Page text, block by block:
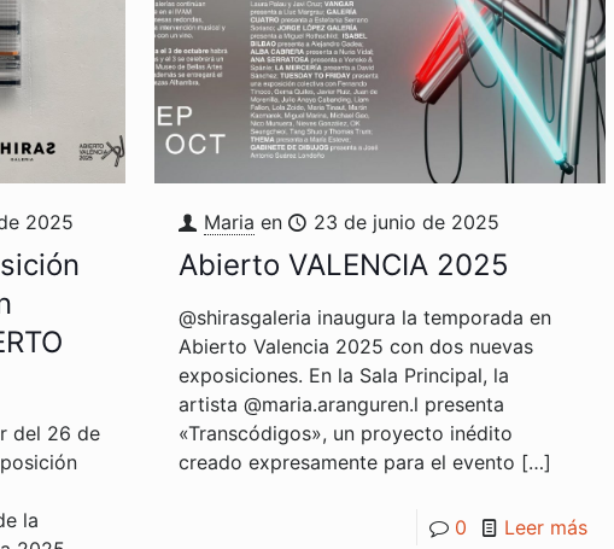
2025
del 26 de
la
Maria en 23 de junio de 2025
Abierto VALENCIA 2025
@shirasgaleria inaugura la temporada en
Abierto Valencia 2025 con dos nuevas
exposiciones. En la Sala Principal, la
artista @maria.aranguren.l presenta
«Transcódigos», un proyecto inédito
creado expresamente para el evento […]
0 Leer más